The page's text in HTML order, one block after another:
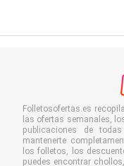
Folletosofertas.es
las ofertas semanales,
publicaciones de
mantenerte
los folletos, los
puedes encontrar